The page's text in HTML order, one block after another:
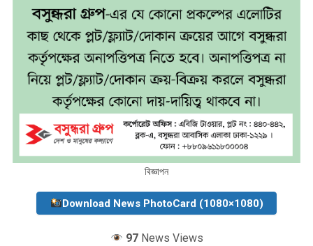
বিজ্ঞাপন
Download News PhotoCard (1080×1080)
97News Views